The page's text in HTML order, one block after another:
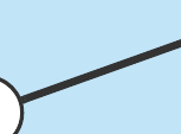
Map kann
Kunde mit einem